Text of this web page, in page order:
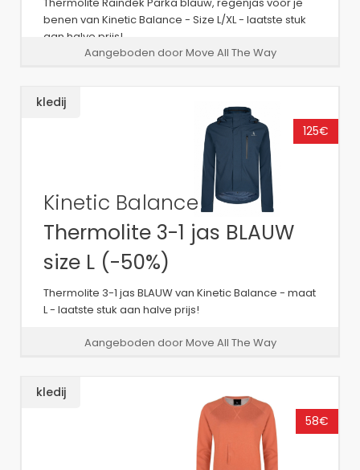
benen van Kinetic Balance - Size L/XL - laatste stuk
aan halve prijs!
Aangeboden door Move All The Way
kledij
125€
Kinetic Balance
Thermolite 3-1 jas BLAUW
size L (-50%)
Thermolite 3-1 jas BLAUW van Kinetic Balance - maat
L - laatste stuk aan halve prijs!
Aangeboden door Move All The Way
kledij
58€